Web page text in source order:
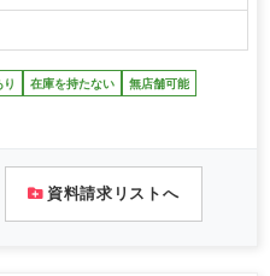
在庫を持たない 無店舗可能
資料請求リストへ